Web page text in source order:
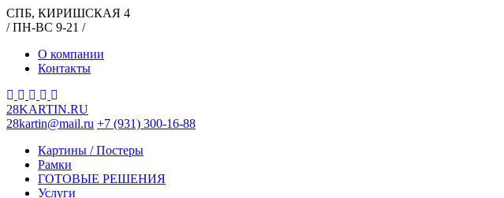
СПБ, КИРИШСКАЯ 4
/ ПН-ВС 9-21 /
О компании
Контакты
28KARTIN.RU
28kartin@mail.ru +7 (931) 300-16-88
Картины / Постеры
Рамки
ГОТОВЫЕ РЕШЕНИЯ
Услуги